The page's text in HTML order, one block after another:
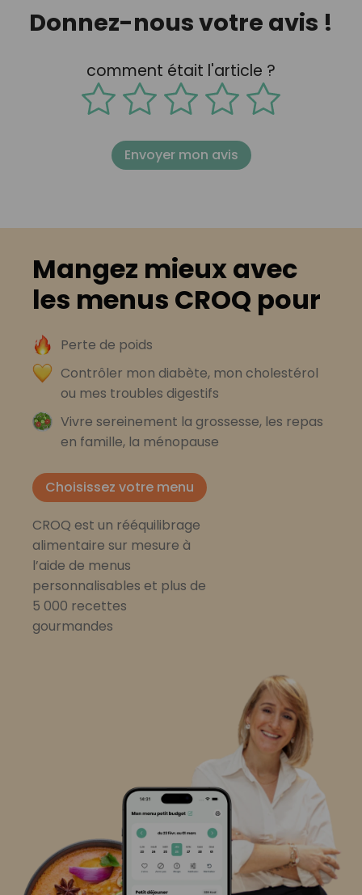
Donnez-nous votre avis !
comment était l'article ?
Envoyer mon avis
Mangez mieux avec
les menus CROQ pour
Perte de poids
Contrôler mon diabète, mon cholestérol
ou mes troubles digestifs
Vivre sereinement la grossesse, les repas
en famille, la ménopause
Choisissez votre menu
CROQ est un rééquilibrage
alimentaire sur mesure à
l’aide de menus
personnalisables et plus de
5 000 recettes
gourmandes